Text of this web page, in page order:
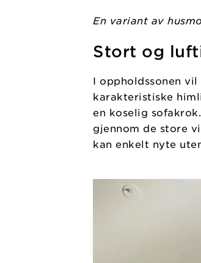
En variant av
Stort og
I oppholdssonen
karakteristiske
en koselig
gjennom de store
kan enkelt nyte